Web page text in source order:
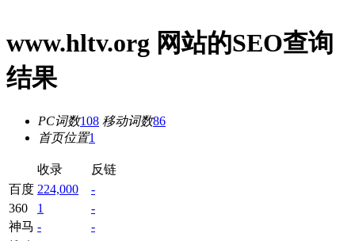
www.hltv.org 网站的SEO查询
结果
PC词数108 移动词数86
首页位置1
收录
反链
百度 224,000
-
360
1
-
神马 -
-